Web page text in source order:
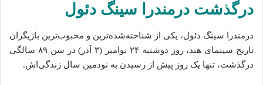
درگذشت درمندرا سینگ دئول
درمندرا سینگ دئول، یکی از شناخته‌شده‌ترین و محبوب‌ترین بازیگران
تاریخ سینمای هند، روز دوشنبه ۲۴ نوامبر (۳ آذر) در سن ۸۹ سالگی
درگذشت، تنها یک روز پیش از رسیدن به نودمین سال زندگی‌اش.